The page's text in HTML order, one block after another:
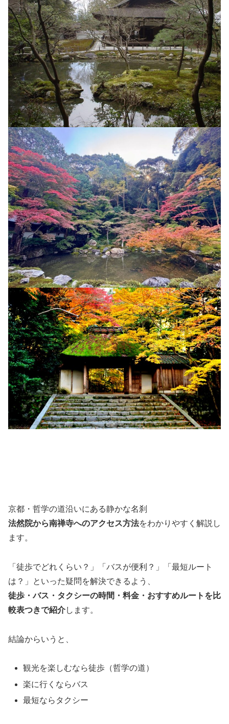
京都・哲学の道沿いにある静かな名刹
法然院から南禅寺へのアクセス方法をわかりやすく解説し
ます。
「徒歩でどれくらい？」「バスが便利？」「最短ルート
は？」といった疑問を解決できるよう、
徒歩・バス・タクシーの時間・料金・おすすめルートを比
較表つきで紹介します。
結論からいうと、
観光を楽しむなら徒歩（哲学の道）
楽に行くならバス
最短ならタクシー